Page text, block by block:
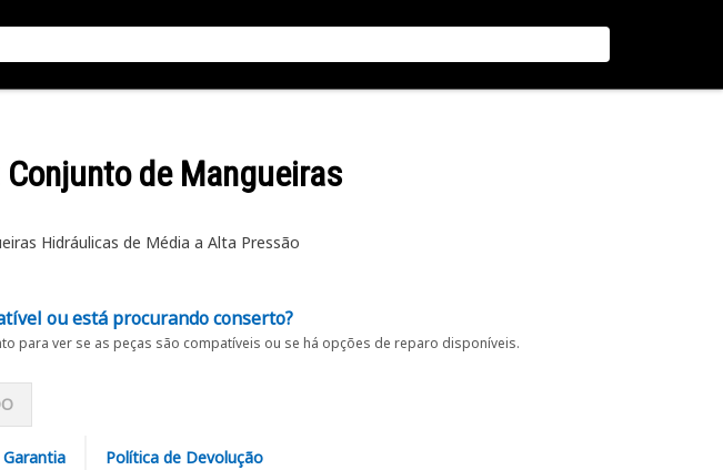
Conjunto de Mangueiras
Hidráulicas de Média a Alta Pressão
ou está procurando conserto?
para ver se as peças são compatíveis ou se há opções de reparo disponíveis.
Política de Devolução